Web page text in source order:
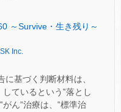
～Survive・生き残り～
Inc.
基づく判断材料は、
ているという‟落とし
ん”治療は、‟標準治